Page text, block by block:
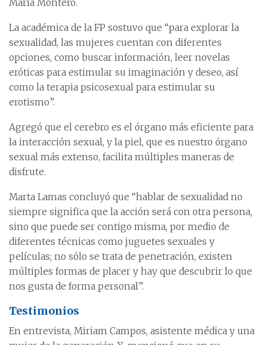
María Montero.
La académica de la FP sostuvo que “para explorar la
sexualidad, las mujeres cuentan con diferentes
opciones, como buscar información, leer novelas
eróticas para estimular su imaginación y deseo, así
como la terapia psicosexual para estimular su
erotismo”.
Agregó que el cerebro es el órgano más eficiente para
la interacción sexual, y la piel, que es nuestro órgano
sexual más extenso, facilita múltiples maneras de
disfrute.
Marta Lamas concluyó que “hablar de sexualidad no
siempre significa que la acción será con otra persona,
sino que puede ser contigo misma, por medio de
diferentes técnicas como juguetes sexuales y
películas; no sólo se trata de penetración, existen
múltiples formas de placer y hay que descubrir lo que
nos gusta de forma personal”.
Testimonios
En entrevista, Miriam Campos, asistente médica y una